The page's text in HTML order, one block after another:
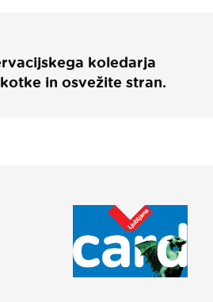
koledarja
in osvežite stran.